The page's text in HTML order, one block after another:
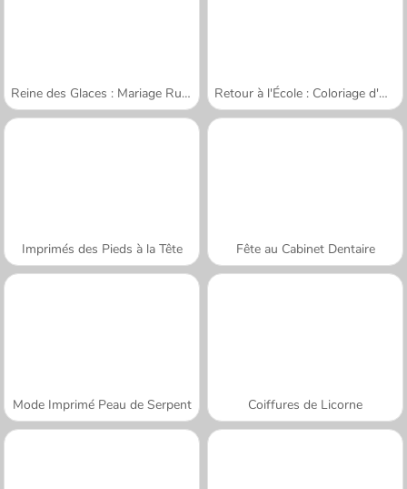
Reine des Glaces : Mariage Ruiné Retour à l'École : Coloriage d'Ours Mignons
Imprimés des Pieds à la Tête Fête au Cabinet Dentaire
Mode Imprimé Peau de Serpent Coiffures de Licorne